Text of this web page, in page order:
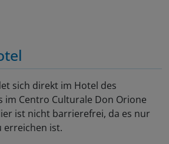
sich direkt im Hotel des
im Centro Culturale Don Orione
ist nicht barrierefrei, da es nur
erreichen ist.